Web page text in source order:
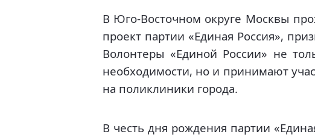
В Юго-Восточном округе Москвы
проект партии «Единая Россия»,
Волонтеры «Единой России» не
необходимости, но и принимают
на поликлиники города.
В честь дня рождения партии